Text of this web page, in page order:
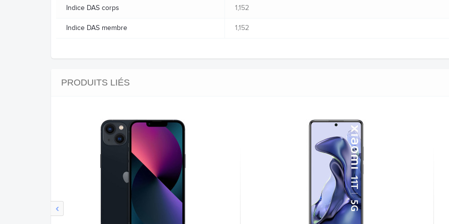
Indice DAS corps 1,152
Indice DAS membre 1,152
PRODUITS LIÉS
‹